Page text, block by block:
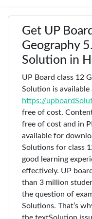
Get UP
Geography
Solution in
UP Board class 12
Solution is
https://
free of cost.
free of cost and in
available for
Solutions for class
good learning
effectively. UP
than 3 million
the question of
Solutions. That’s
the textSolution